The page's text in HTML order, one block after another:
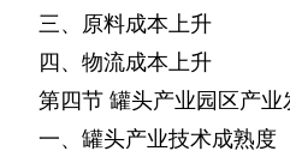
三、原料成本上升
四、物流成本上升
第四节 罐头产业园区产业
一、罐头产业技术成熟度